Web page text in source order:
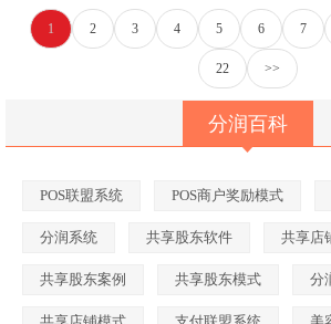
1 2 3 4 5 6 7
22 >>
分润百科
POS联盟系统 POS商户奖励模式
分润系统 共享股东软件 共享店
共享股东案例 共享股东模式 分